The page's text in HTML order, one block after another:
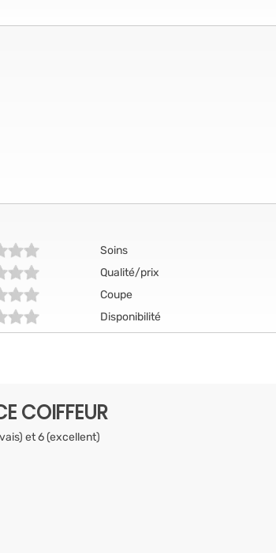
Soins
Qualité/prix
Coupe
Disponibilité
COIFFEUR
et 6 (excellent)